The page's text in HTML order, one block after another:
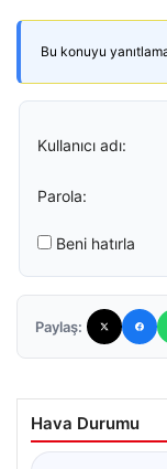
Bu konuyu
Kullanıcı adı:
Parola:
Beni hatırla
Paylaş:
Hava Durumu